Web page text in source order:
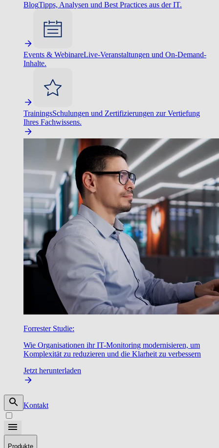
BlogTipps, Analysen und Best Practices aus der IT.
Events & WebinareLive-Veranstaltungen und On-Demand-
Inhalte.
TrainingsSchulungen und Zertifizierungen zur Vertiefung
Ihres Fachwissens.
Forrester Studie:
Wie Organisationen ihr IT-Monitoring modernisieren, um
Komplexität zu reduzieren und die Klarheit zu verbessern
Jetzt herunterladen
Kontakt
Produkte